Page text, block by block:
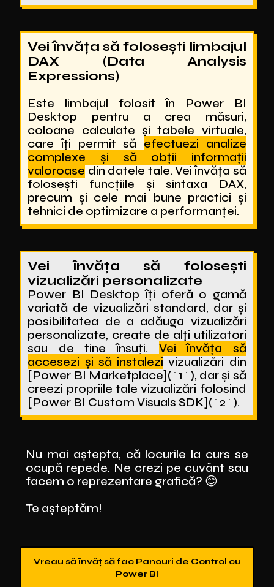
Vei învăța să folosești limbajul
DAX (Data Analysis
Expressions)
Este limbajul folosit în Power BI
Desktop pentru a crea măsuri,
coloane calculate și tabele virtuale,
care îți permit să efectuezi analize
complexe și să obții informații
valoroase din datele tale. Vei învăța să
folosești funcțiile și sintaxa DAX,
precum și cele mai bune practici și
tehnici de optimizare a performanței.
Vei învăța să folosești
vizualizări personalizate
Power BI Desktop îți oferă o gamă
variată de vizualizări standard, dar și
posibilitatea de a adăuga vizualizări
personalizate, create de alți utilizatori
sau de tine însuți. Vei învăța să
accesezi și să instalezi vizualizări din
[Power BI Marketplace](^1^), dar și să
creezi propriile tale vizualizări folosind
[Power BI Custom Visuals SDK](^2^).
Nu mai aștepta, că locurile la curs se
ocupă repede. Ne crezi pe cuvânt sau
facem o reprezentare grafică? 😊
Te așteptăm!
Vreau să învăț să fac Panouri de Control cu
Power BI